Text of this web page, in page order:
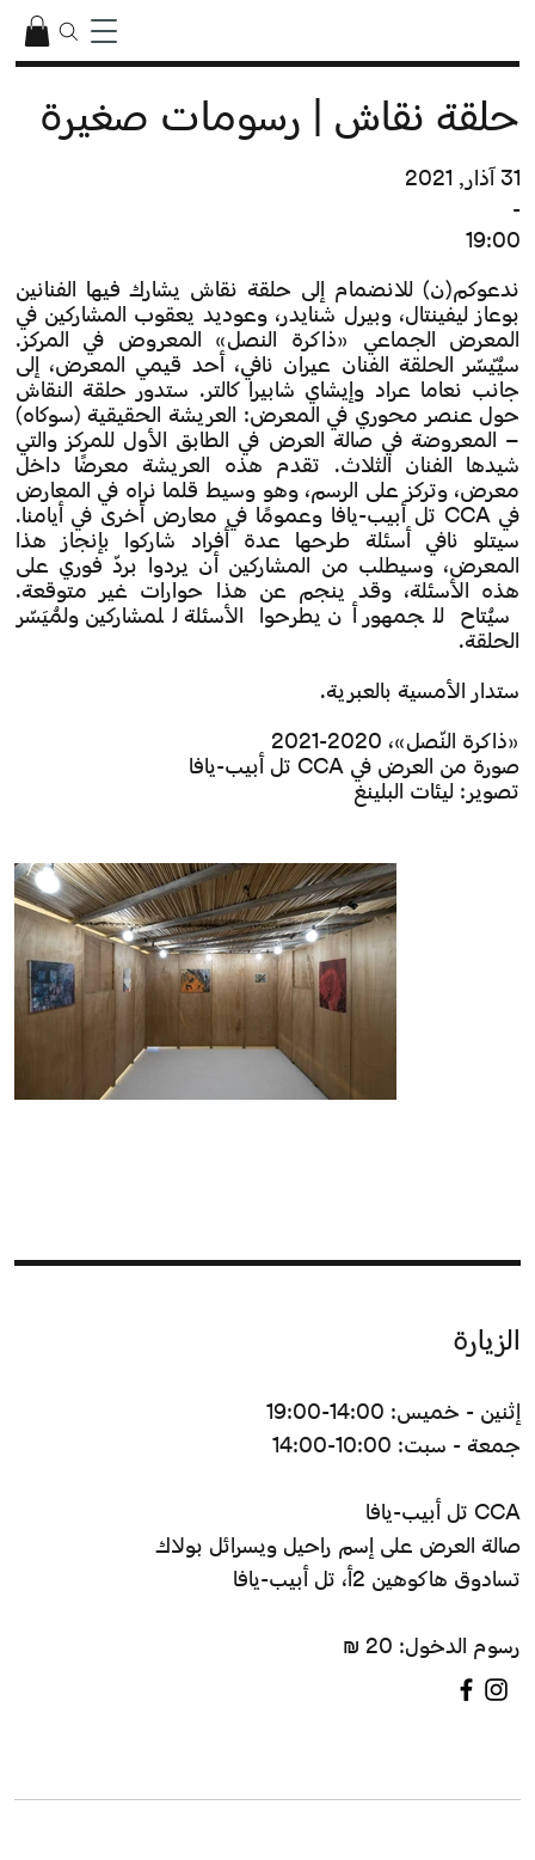
ندعوكم(ن) للانضمام إلى حلقة نقاش يشارك فيها الفنانين
بوعاز ليفينتال، وبيرل شنايدر، وعوديد يعقوب المشاركين في
المعرض الجماعي «ذاكرة النصل» المعروض في المركز.
سيُيّسّر الحلقة الفنان عيران نافي، أحد قيمي المعرض، إلى
جانب نعاما عراد وإيشاي شابيرا كالتر. ستدور حلقة النقاش
حول عنصر محوري في المعرض: العريشة الحقيقية (سوكاه)
– المعروضة في صالة العرض في الطابق الأول للمركز والتي
شيدها الفنان الثلاث. تقدم هذه العريشة معرضًا داخل
معرض، وتركز على الرسم، وهو وسيط قلما نراه في المعارض
في CCA تل أبيب-يافا وعمومًا في معارض أخرى في أيامنا.
سيتلو نافي أسئلة طرحها عدة أفراد شاركوا بإنجاز هذا
المعرض، وسيطلب من المشاركين أن يردوا بردّ فوري على
هذه الأسئلة، وقد ينجم عن هذا حوارات غير متوقعة.
سيُتاح للجمهور أن يطرحوا الأسئلة للمشاركين ولمُيَسّر
الحلقة.
ستدار الأمسية بالعبرية.
«ذاكرة النّصل»، 2020-2021
صورة من العرض في CCA تل أبيب-يافا
تصوير: ليئات البلينغ
حلقة نقاش | رسومات صغيرة
31 آذار, 2021
-
19:00
الزيارة
إثنين - خميس: 14:00-19:00
جمعة - سبت: 10:00-14:00
CCA تل أبيب-يافا
صالة العرض على إسم راحيل ويسرائل بولاك
تسادوق هاكوهين 2أ، تل أبيب-يافا
رسوم الدخول: 20 ₪